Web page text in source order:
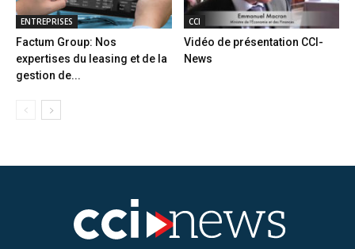
ENTREPRISES
Factum Group: Nos
expertises du leasing et de la
gestion de...
CCI
Vidéo de présentation CCI-
News